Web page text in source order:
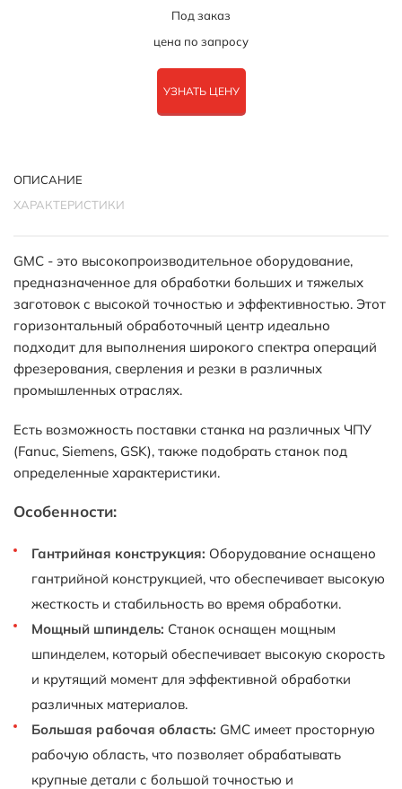
Под заказ
цена по запросу
УЗНАТЬ ЦЕНУ
ОПИСАНИЕ
ХАРАКТЕРИСТИКИ
GMC - это высокопроизводительное оборудование,
предназначенное для обработки больших и тяжелых
заготовок с высокой точностью и эффективностью. Этот
горизонтальный обработочный центр идеально
подходит для выполнения широкого спектра операций
фрезерования, сверления и резки в различных
промышленных отраслях.
Есть возможность поставки станка на различных ЧПУ
(Fanuc, Siemens, GSK), также подобрать станок под
определенные характеристики.
Особенности:
Гантрийная конструкция: Оборудование оснащено
гантрийной конструкцией, что обеспечивает высокую
жесткость и стабильность во время обработки.
Мощный шпиндель: Станок оснащен мощным
шпинделем, который обеспечивает высокую скорость
и крутящий момент для эффективной обработки
различных материалов.
Большая рабочая область: GMC имеет просторную
рабочую область, что позволяет обрабатывать
крупные детали с большой точностью и